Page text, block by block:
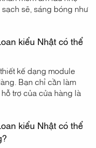
sẽ, sáng bóng như
kiểu Nhật có thể
kế dạng module
Bạn chỉ cần làm
trợ của cửa hàng là
kiểu Nhật có thể